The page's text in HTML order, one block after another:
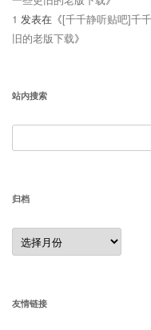
1 发表在《[千千静听贴吧]千
旧的老版下载》
站内搜索
索：
归档
归
档
友情链接